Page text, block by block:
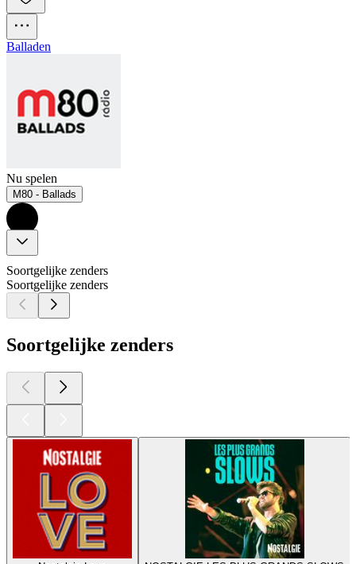
Balladen
Nu spelen
M80 - Ballads
Soortgelijke zenders
Soortgelijke zenders
Soortgelijke zenders